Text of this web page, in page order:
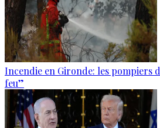
Incendie en Gironde: les pompiers
feu”